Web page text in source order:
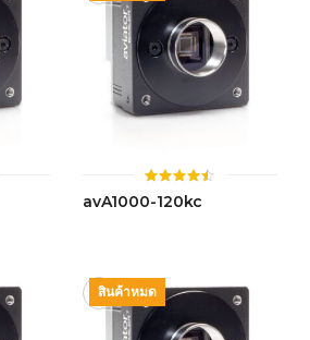
ให้
คะแนน
avA1000-120kc
สินค้าหมด